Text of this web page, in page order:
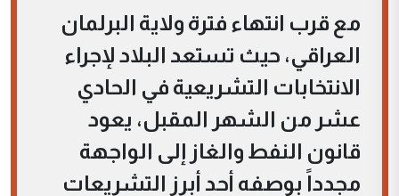
مع قرب انتهاء فترة ولاية البرلمان
العراقي، حيث تستعد البلاد لإجراء
الانتخابات التشريعية في الحادي
عشر من الشهر المقبل، يعود
قانون النفط والغاز إلى الواجهة
مجدداً بوصفه أحد أبرز التشريعات